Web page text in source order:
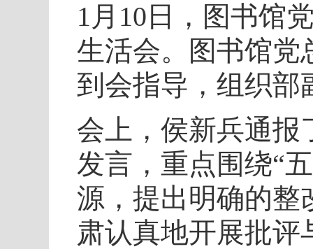
1月10日，图书馆
生活会。图书馆党
到会指导，组织部
会上，侯新兵通报
发言，重点围绕“
源，提出明确的整
肃认真地开展批